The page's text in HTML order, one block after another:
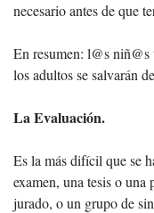
necesario antes de que
En resumen: l@s
los adultos se salvarán
La Evaluación.
Es la más difícil que se
examen, una tesis o
jurado, o un grupo de